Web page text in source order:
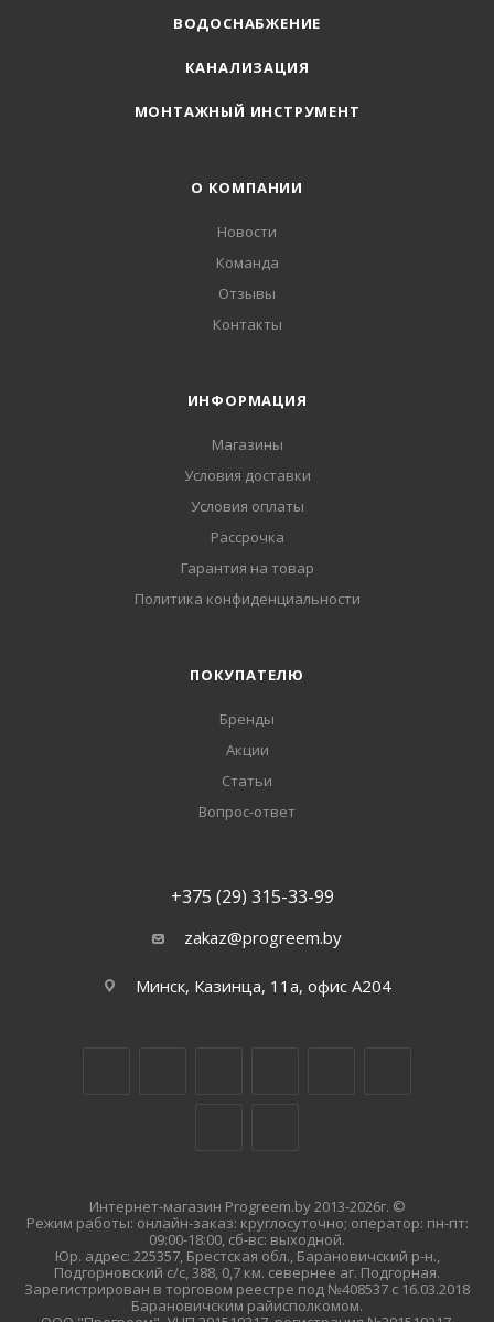
ВОДОСНАБЖЕНИЕ
КАНАЛИЗАЦИЯ
МОНТАЖНЫЙ ИНСТРУМЕНТ
О КОМПАНИИ
Новости
Команда
Отзывы
Контакты
ИНФОРМАЦИЯ
Магазины
Условия доставки
Условия оплаты
Рассрочка
Гарантия на товар
Политика конфиденциальности
ПОКУПАТЕЛЮ
Бренды
Акции
Статьи
Вопрос-ответ
+375 (29) 315-33-99
zakaz@progreem.by
Минск, Казинца, 11а, офис А204
Интернет-магазин Progreem.by 2013-2026г. ©
Режим работы: онлайн-заказ: круглосуточно; оператор: пн-пт:
09:00-18:00, сб-вс: выходной.
Юр. адрес: 225357, Брестская обл., Барановичский р-н.,
Подгорновский с/с, 388, 0,7 км. севернее аг. Подгорная.
Зарегистрирован в торговом реестре под №408537 с 16.03.2018
Барановичским райисполкомом.